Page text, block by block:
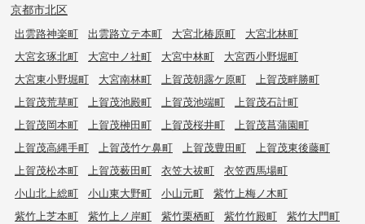
京都市北区
出雲路神楽町 出雲路立テ本町 大宮北椿原町
大宮北林町
大宮玄琢北町
大宮中ノ社町 大宮中林町
大宮西小野堀町
大宮東小野堀町
大宮南林町 上賀茂朝露ケ原町
上賀茂畔勝町
上賀茂荒草町
上賀茂池殿町 上賀茂池端町
上賀茂石計町
上賀茂岡本町
上賀茂榊田町 上賀茂桜井町
上賀茂菖蒲園町
上賀茂高縄手町
上賀茂竹ケ鼻町 上賀茂豊田町
上賀茂東後藤町
上賀茂松本町
上賀茂薮田町 衣笠大祓町
衣笠西馬場町
小山北上総町
小山東大野町 小山元町
紫竹上梅ノ木町
紫竹上芝本町
紫竹上ノ岸町 紫竹栗栖町 紫竹竹殿町
紫竹大門町